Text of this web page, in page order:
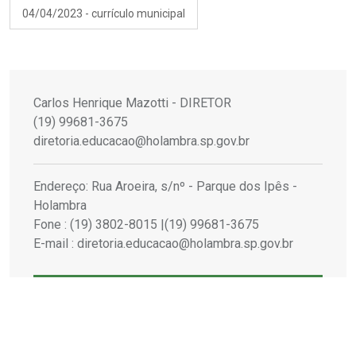
04/04/2023 - currículo municipal
Carlos Henrique Mazotti - DIRETOR
(19) 99681-3675
diretoria.educacao@holambra.sp.gov.br
Endereço: Rua Aroeira, s/nº - Parque dos Ipês -
Holambra
Fone : (19) 3802-8015 |(19) 99681-3675
E-mail : diretoria.educacao@holambra.sp.gov.br